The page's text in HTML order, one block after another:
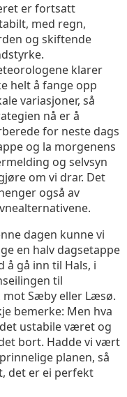
er fortsatt
med regn,
og skiftende
klarer
helt å fange opp
variasjoner, så
nå er å
for neste dags
og la morgenens
og selvsyn
om vi drar. Det
også av
dagen kunne vi
en halv dagsetappe
å gå inn til Hals, i
til
Sæby eller Læsø.
bemerke: Men hva
ustabile været og
bort. Hadde vi vært
planen, så
det er ei perfekt